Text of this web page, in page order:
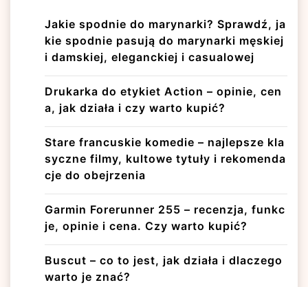
Jakie spodnie do marynarki? Sprawdź, ja
kie spodnie pasują do marynarki męskiej
i damskiej, eleganckiej i casualowej
Drukarka do etykiet Action – opinie, cen
a, jak działa i czy warto kupić?
Stare francuskie komedie – najlepsze kla
syczne filmy, kultowe tytuły i rekomenda
cje do obejrzenia
Garmin Forerunner 255 – recenzja, funkc
je, opinie i cena. Czy warto kupić?
Buscut – co to jest, jak działa i dlaczego
warto je znać?